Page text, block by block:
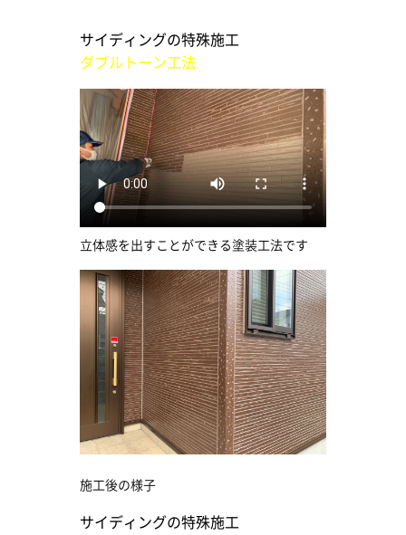
サイディングの特殊施工
ダブルトーン工法
立体感を出すことができる塗装工法です
施工後の様子
サイディングの特殊施工